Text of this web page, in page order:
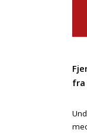
fra